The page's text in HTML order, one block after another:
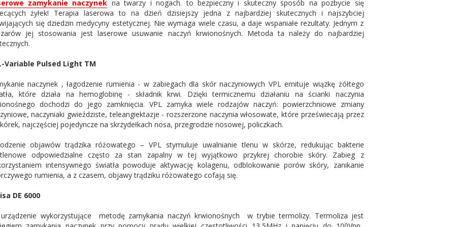
zamykanie naczynek na twarzy i nogach. to bezpieczny i skuteczny sposób na pozbycie się
żyłek! Terapia laserowa to na dzień dzisiejszy jedna z najbardziej skutecznych i najszybciej
się dziedzin medycyny estetycznej. Nie wymaga wiele czasu, a daje wspaniałe rezultaty. Jednym z
jej stosowania jest laserowe usuwanie naczyń krwionośnych. Metoda ta należy do najbardziej
Variable Pulsed Light TM
naczynek , łagodzenie rumienia - w zabiegach dla skór naczyniowych VPL emituje wiązkę żółtego
które działa na hemoglobinę - składnik krwi. Dzięki termicznemu działaniu na ścianki naczynia
dochodzi do jego zamknięcia. VPL zamyka wiele rodzajów naczyń: powierzchniowe zmiany
naczyniaki gwieździste, teleangiektazje - rozszerzone naczynia włosowate, które przeświecają przez
najczęściej pojedyncze na skrzydełkach nosa, przegrodzie nosowej, policzkach.
objawów trądzika różowatego – VPL stymuluje uwalnianie tlenu w skórze, redukując bakterie
odpowiedzialne często za stan zapalny w tej wyjątkowo przykrej chorobie skóry. Zabieg z
intensywnego światła powoduje aktywację kolagenu, odblokowanie porów skóry, zanikanie
rumienia, a z czasem, objawy trądziku różowatego cofają się.
DE 6000
wykorzystujące metodę zamykania naczyń krwionośnych w trybie termolizy. Termoliza jest